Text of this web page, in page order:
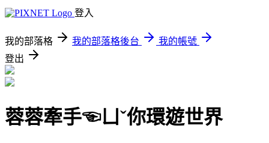
登入
我的部落格 我的部落格後台
我的帳號
登出
蓉蓉牽手☜ㄩˇ你環遊世界